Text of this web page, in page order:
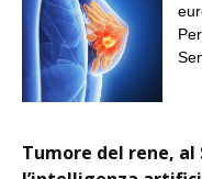
Tumore del rene, al